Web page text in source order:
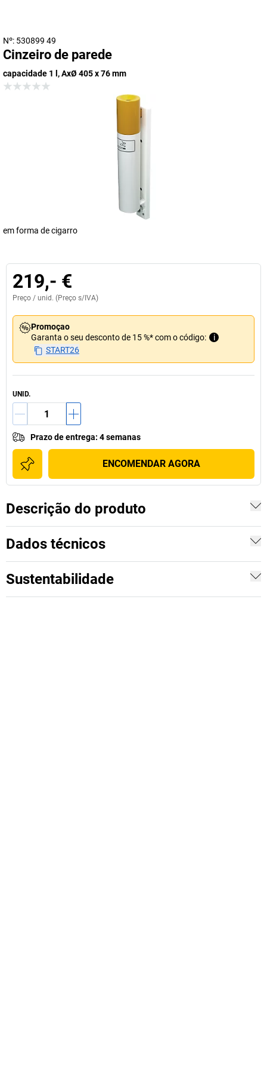
Nº: 530899 49
Cinzeiro de parede
capacidade 1 l, AxØ 405 x 76 mm
em forma de cigarro
219,- €
Preço / unid. (Preço s/IVA)
Promoçao
Garanta o seu desconto de 15 %* com o código:
i
START26
UNID.
Prazo de entrega: 4 semanas
ENCOMENDAR AGORA
Descrição do produto
Dados técnicos
Sustentabilidade